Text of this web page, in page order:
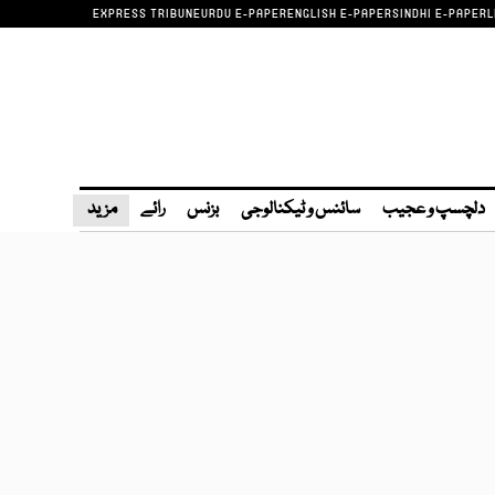
EXPRESS TRIBUNEURDU E-PAPERENGLISH E-PAPERSINDHI E-PAPER
دلچسپ و عجیب سائنس و ٹیکنالوجی بزنس رائے مزید